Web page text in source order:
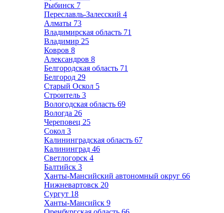
Рыбинск 7
Переславль-Залесский 4
Алматы 73
Владимирская область 71
Владимир 25
Ковров 8
Александров 8
Белгородская область 71
Белгород 29
Старый Оскол 5
Строитель 3
Вологодская область 69
Вологда 26
Череповец 25
Сокол 3
Калининградская область 67
Калининград 46
Светлогорск 4
Балтийск 3
Ханты-Мансийский автономный округ 66
Нижневартовск 20
Сургут 18
Ханты-Мансийск 9